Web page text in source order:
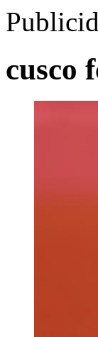
cusco